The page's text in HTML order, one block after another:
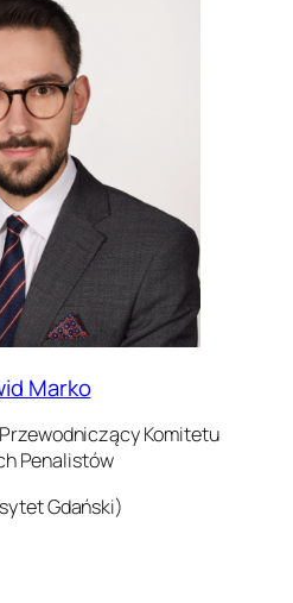
Marko
Komitetu
Penalistów
Gdański)